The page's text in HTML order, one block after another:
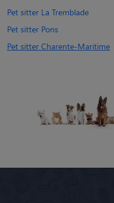
Pet sitter La Tremblade
Pet sitter Pons
Pet sitter Charente-Maritime